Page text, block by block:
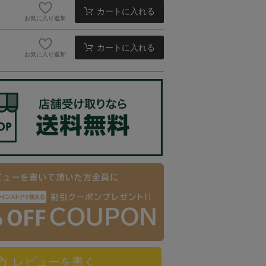
お気に入り追加
カートに入れる
お気に入り追加
カートに入れる
レビューを書く